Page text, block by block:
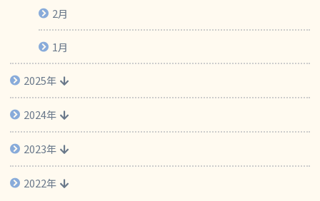
2月
1月
2025年
2024年
2023年
2022年